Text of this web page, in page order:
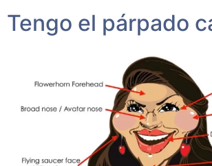
Tengo el párpado